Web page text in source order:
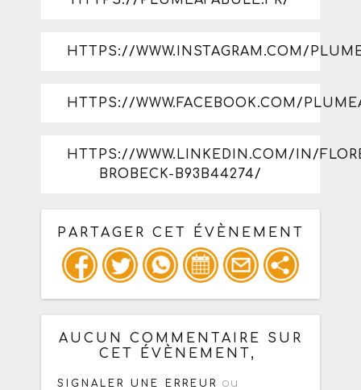
HTTPS://WWW.INSTAGRAM.COM/
HTTPS://WWW.FACEBOOK.COM/
HTTPS://WWW.LINKEDIN.COM/IN/
BROBECK-B93B44274/
PARTAGER CET ÉVÈNEMENT
Copiez les infos ci-dessous pour un
: mail / forum / réseau social
AUCUN COMMENTAIRE SUR
CET ÉVÈNEMENT,
SIGNALER UNE ERREUR
ou